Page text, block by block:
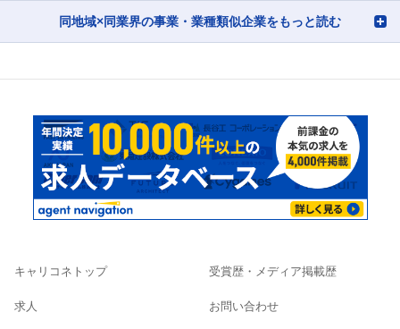
同地域×同業界の事業・業種類似企業をもっと読む
キャリコネトップ
求人
受賞歴・メディア掲載歴
お問い合わせ